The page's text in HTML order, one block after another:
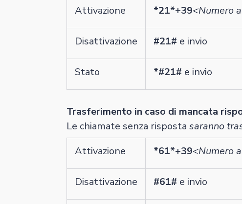
Attivazione
*21*+39<Numero
Disattivazione #21# e invio
Stato *#21# e invio
Trasferimento in caso di mancata
Le chiamate senza risposta saranno
Attivazione
*61*+39<Numero
Disattivazione #61# e invio